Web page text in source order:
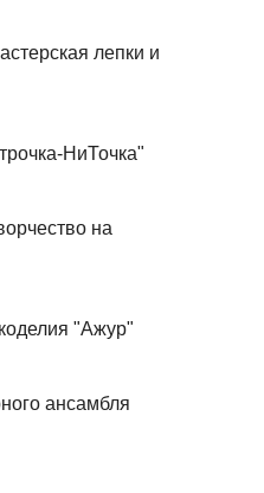
лепки и
НиТочка"
на
"Ажур"
ансамбля